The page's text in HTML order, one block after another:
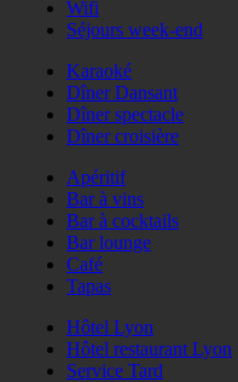
Wifi
Séjours week-end
Karaoké
Dîner Dansant
Dîner spectacle
Dîner croisière
Apéritif
Bar à vins
Bar à cocktails
Bar lounge
Café
Tapas
Hôtel Lyon
Hôtel restaurant Lyon
Service Tard